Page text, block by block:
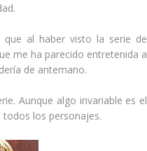
al haber visto la serie de
me ha parecido entretenida a
de antemano.
Aunque algo invariable es el
los personajes.